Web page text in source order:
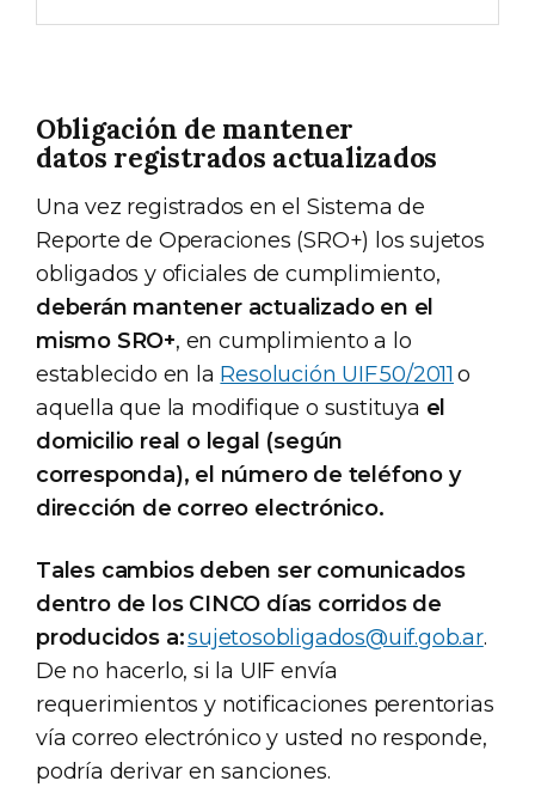
Obligación de mantener
datos registrados actualizados
Una vez registrados en el Sistema de
Reporte de Operaciones (SRO+) los sujetos
obligados y oficiales de cumplimiento,
deberán mantener actualizado en el
mismo SRO+, en cumplimiento a lo
establecido en la Resolución UIF 50/2011 o
aquella que la modifique o sustituya el
domicilio real o legal (según
corresponda), el número de teléfono y
dirección de correo electrónico.
Tales cambios deben ser comunicados
dentro de los CINCO días corridos de
producidos a:sujetosobligados@uif.gob.ar.
De no hacerlo, si la UIF envía
requerimientos y notificaciones perentorias
vía correo electrónico y usted no responde,
podría derivar en sanciones.